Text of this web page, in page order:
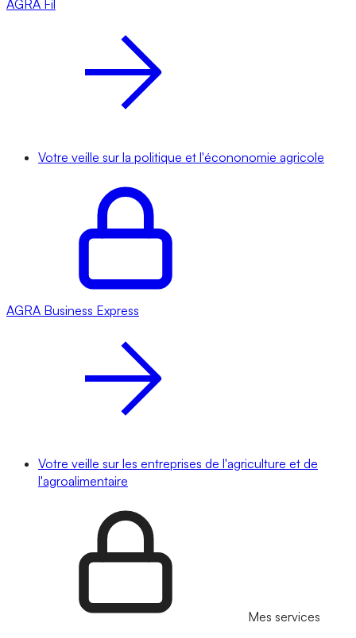
AGRA Fil
Votre veille sur la politique et l'écononomie agricole
AGRA Business Express
Votre veille sur les entreprises de l'agriculture et de
l'agroalimentaire
Mes services